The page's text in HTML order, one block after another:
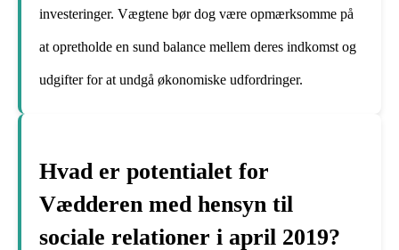
investeringer. Vægtene bør dog være opmærksomme på
at opretholde en sund balance mellem deres indkomst og
udgifter for at undgå økonomiske udfordringer.
Hvad er potentialet for
Vædderen med hensyn til
sociale relationer i april 2019?